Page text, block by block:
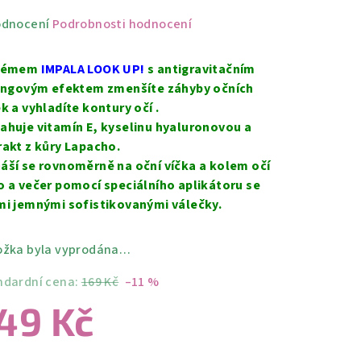
Podrobnosti hodnocení
IMPALA LOOK UP! s antigravitačním
efektem zmenšíte záhyby očních
a vyhladíte kontury očí .
vitamín E, kyselinu hyaluronovou a
z kůry Lapacho.
se rovnoměrně na oční víčka a kolem očí
a večer pomocí speciálního aplikátoru se
jemnými sofistikovanými válečky.
byla vyprodána…
cena: 169 Kč –11 %
Kč